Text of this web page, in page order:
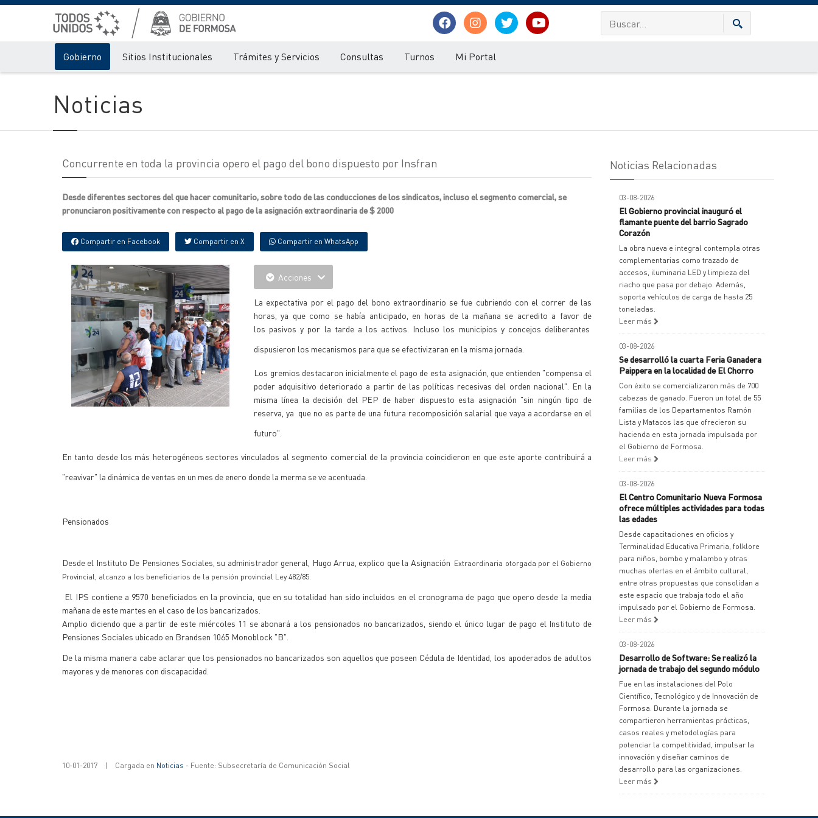
Gobierno Sitios Institucionales Trámites y Servicios Consultas Turnos Mi Portal
Noticias
Concurrente en toda la provincia opero el pago del bono dispuesto por Insfran
Desde diferentes sectores del que hacer comunitario, sobre todo de las conducciones de los sindicatos, incluso el segmento comercial, se
pronunciaron positivamente con respecto al pago de la asignación extraordinaria de $ 2000
Compartir en Facebook Compartir en X Compartir en WhatsApp
Acciones
La expectativa por el pago del bono extraordinario se fue cubriendo con el correr de las
horas, ya que como se había anticipado, en horas de la mañana se acredito a favor de
los pasivos y por la tarde a los activos. Incluso los municipios y concejos deliberantes
dispusieron los mecanismos para que se efectivizaran en la misma jornada.
Los gremios destacaron inicialmente el pago de esta asignación, que entienden "compensa el
poder adquisitivo deteriorado a partir de las políticas recesivas del orden nacional". En la
misma línea la decisión del PEP de haber dispuesto esta asignación "sin ningún tipo de
reserva, ya que no es parte de una futura recomposición salarial que vaya a acordarse en el
futuro".
En tanto desde los más heterogéneos sectores vinculados al segmento comercial de la provincia coincidieron en que este aporte contribuirá a
"reavivar" la dinámica de ventas en un mes de enero donde la merma se ve acentuada.
Pensionados
Desde el Instituto De Pensiones Sociales, su administrador general, Hugo Arrua, explico que la Asignación Extraordinaria otorgada por el Gobierno
Provincial, alcanzo a los beneficiarios de la pensión provincial Ley 482/85.
El IPS contiene a 9570 beneficiados en la provincia, que en su totalidad han sido incluidos en el cronograma de pago que opero desde la media
mañana de este martes en el caso de los bancarizados.
Amplio diciendo que a partir de este miércoles 11 se abonará a los pensionados no bancarizados, siendo el único lugar de pago el Instituto de
Pensiones Sociales ubicado en Brandsen 1065 Monoblock "B".
De la misma manera cabe aclarar que los pensionados no bancarizados son aquellos que poseen Cédula de Identidad, los apoderados de adultos
mayores y de menores con discapacidad.
10-01-2017 | Cargada en Noticias - Fuente: Subsecretaría de Comunicación Social
Noticias Relacionadas
03-08-2026
El Gobierno provincial inauguró el
flamante puente del barrio Sagrado
Corazón
La obra nueva e integral contempla otras
complementarias como trazado de
accesos, iluminaria LED y limpieza del
riacho que pasa por debajo. Además,
soporta vehículos de carga de hasta 25
toneladas.
Leer más
03-08-2026
Se desarrolló la cuarta Feria Ganadera
Paippera en la localidad de El Chorro
Con éxito se comercializaron más de 700
cabezas de ganado. Fueron un total de 55
familias de los Departamentos Ramón
Lista y Matacos las que ofrecieron su
hacienda en esta jornada impulsada por
el Gobierno de Formosa.
Leer más
03-08-2026
El Centro Comunitario Nueva Formosa
ofrece múltiples actividades para todas
las edades
Desde capacitaciones en oficios y
Terminalidad Educativa Primaria, folklore
para niños, bombo y malambo y otras
muchas ofertas en el ámbito cultural,
entre otras propuestas que consolidan a
este espacio que trabaja todo el año
impulsado por el Gobierno de Formosa.
Leer más
03-08-2026
Desarrollo de Software: Se realizó la
jornada de trabajo del segundo módulo
Fue en las instalaciones del Polo
Científico, Tecnológico y de Innovación de
Formosa. Durante la jornada se
compartieron herramientas prácticas,
casos reales y metodologías para
potenciar la competitividad, impulsar la
innovación y diseñar caminos de
desarrollo para las organizaciones.
Leer más